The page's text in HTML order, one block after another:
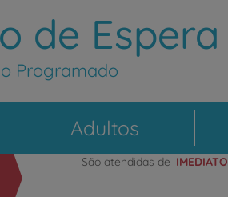
de Espera
Programado
Adultos
São atendidas de IMEDIATO